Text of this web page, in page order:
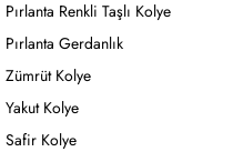
Pırlanta Renkli Taşlı Kolye
Pırlanta Gerdanlık
Zümrüt Kolye
Yakut Kolye
Safir Kolye